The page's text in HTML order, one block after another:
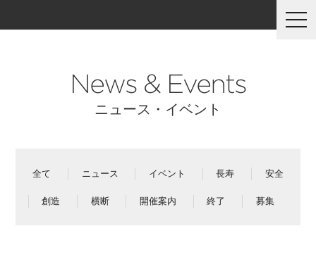
News & Events
ニュース・イベント
全て ニュース イベント 長寿 安全
創造 横断 開催案内 終了 募集